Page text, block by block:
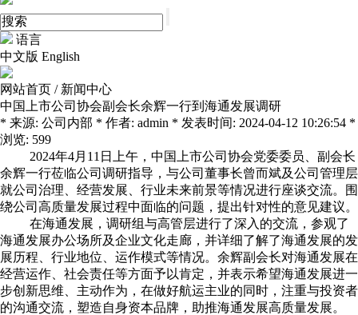
语言
中文版 English
网站首页 / 新闻中心
中国上市公司协会副会长余辉一行到海通发展调研
* 来源: 公司内部 * 作者: admin * 发表时间: 2024-04-12 10:26:54 *
浏览: 599
2024年4月 11 日上午，中国上市公司协会党委委员、副会长
余辉一行莅临公司调研指导，与公司董事长曾而斌及公司管理层
就公司治理、经营发展、行业未来前景等情况进行座谈交流。围
绕公司高质量发展过程中面临的问题，提出针对性的意见建议。
在海通发展，调研组与高管层进行了深入的交流，参观了
海通发展办公场所及企业文化走廊，并详细了解了海通发展的发
展历程、行业地位、运作模式等情况。余辉副会长对海通发展在
经营运作、社会责任等方面予以肯定，并表示希望海通发展进一
步创新思维、主动作为，在做好航运主业的同时，注重与投资者
的沟通交流，塑造自身资本品牌，助推海通发展高质量发展。